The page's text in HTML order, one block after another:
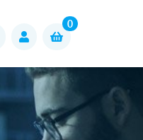
0